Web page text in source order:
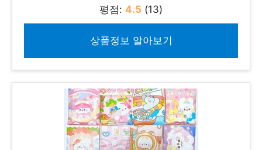
평점: 4.5 (13)
상품정보 알아보기